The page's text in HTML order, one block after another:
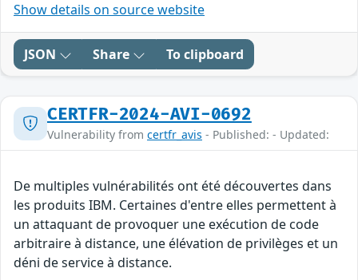
Show details on source website
JSON Share To clipboard
CERTFR-2024-AVI-0692
Vulnerability from certfr_avis - Published: - Updated:
De multiples vulnérabilités ont été découvertes dans
les produits IBM. Certaines d'entre elles permettent à
un attaquant de provoquer une exécution de code
arbitraire à distance, une élévation de privilèges et un
déni de service à distance.